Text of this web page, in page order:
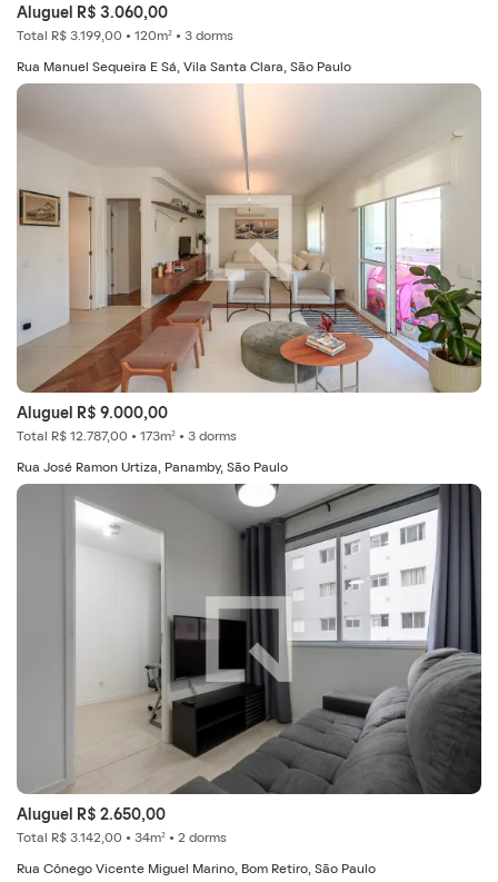
Aluguel R$ 3.060,00
Total R$ 3.199,00 • 120m² • 3 dorms
Rua Manuel Sequeira E Sá, Vila Santa Clara, São Paulo
Aluguel R$ 9.000,00
Total R$ 12.787,00 • 173m² • 3 dorms
Rua José Ramon Urtiza, Panamby, São Paulo
Aluguel R$ 2.650,00
Total R$ 3.142,00 • 34m² • 2 dorms
Rua Cônego Vicente Miguel Marino, Bom Retiro, São Paulo